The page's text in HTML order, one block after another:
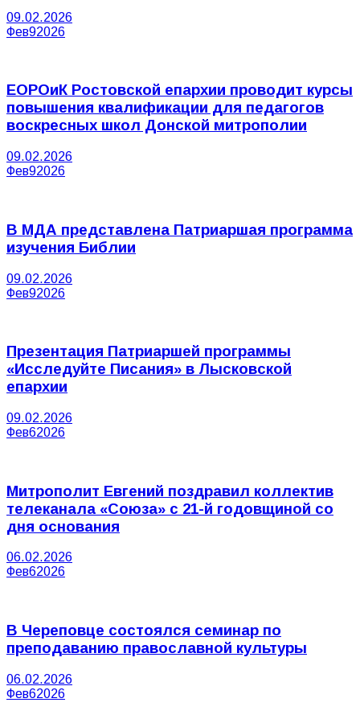
09.02.2026
Фев92026
ЕОРОиК Ростовской епархии проводит курсы
повышения квалификации для педагогов
воскресных школ Донской митрополии
09.02.2026
Фев92026
В МДА представлена Патриаршая программа
изучения Библии
09.02.2026
Фев92026
Презентация Патриаршей программы
«Исследуйте Писания» в Лысковской
епархии
09.02.2026
Фев62026
Митрополит Евгений поздравил коллектив
телеканала «Союза» с 21-й годовщиной со
дня основания
06.02.2026
Фев62026
В Череповце состоялся семинар по
преподаванию православной культуры
06.02.2026
Фев62026